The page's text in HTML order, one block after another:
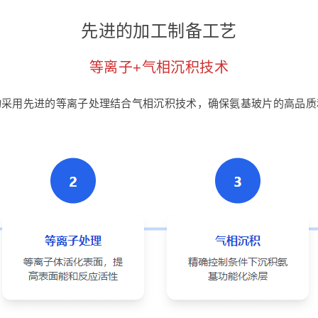
先进的加工制备工艺
等离子+气相沉积技术
用先进的等离子处理结合气相沉积技术，确保氨基玻片的高品